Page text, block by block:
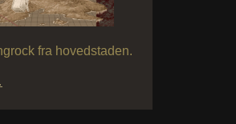
fra hovedstaden.